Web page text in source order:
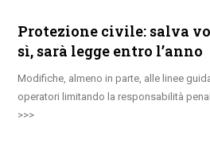
Protezione civile: salva
sì, sarà legge entro l’anno
Modifiche, almeno in parte, alle linee
operatori limitando la responsabilità